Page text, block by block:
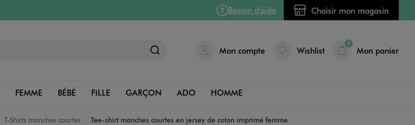
Besoin d'aide Choisir mon magasin
Mon compte Wishlist
0
Mon panier
FEMME BÉBÉ FILLE GARÇON ADO HOMME
T-Shirts manches courtes Tee-shirt manches courtes en jersey de coton imprimé femme